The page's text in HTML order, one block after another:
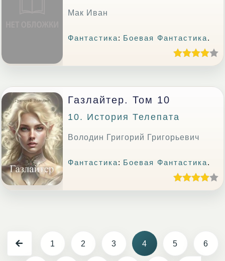
Мак Иван
Фантастика: Боевая Фантастика.
Газлайтер. Том 10
10. История Телепата
Володин Григорий Григорьевич
Фантастика: Боевая Фантастика.
1 2 3 4 5 6